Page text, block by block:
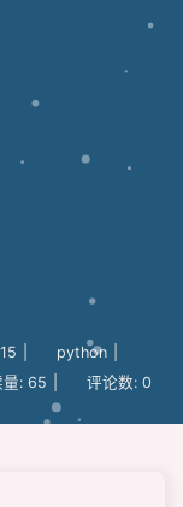
python
量: 65 评论数: 0